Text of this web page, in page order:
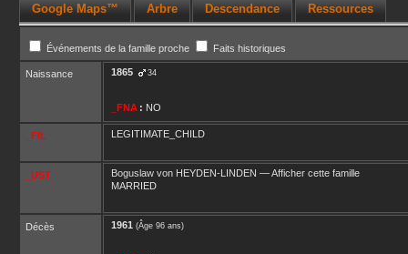
Google Maps™ Arbre Descendance Ressources
Événements de la famille proche Faits historiques
Naissance 1865 34
_FNA : NO
_FIL LEGITIMATE_CHILD
_UST Boguslaw von HEYDEN-LINDEN —Afficher cette famille
MARRIED
Décès 1961 (Âge 96 ans)